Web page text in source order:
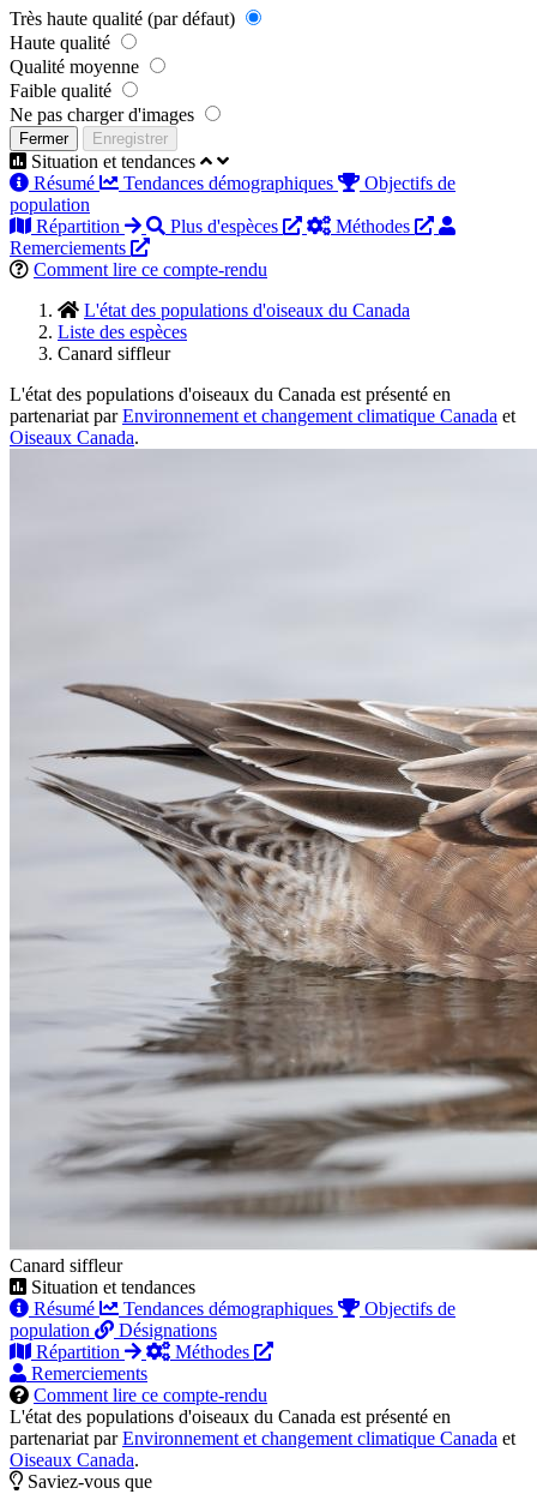
Très haute qualité (par défaut)
Haute qualité
Qualité moyenne
Faible qualité
Ne pas charger d'images
Fermer Enregistrer
Situation et tendances
Résumé
Tendances démographiques
Objectifs de
population
Répartition
Plus d'espèces
Méthodes
Remerciements
Comment lire ce compte-rendu
L'état des populations d'oiseaux du Canada
Liste des espèces
Canard siffleur
L'état des populations d'oiseaux du Canada est présenté en
partenariat parEnvironnement et changement climatique Canada et
Oiseaux Canada.
Canard siffleur
Situation et tendances
Résumé
Tendances démographiques
Objectifs de
population
Désignations
Répartition
Méthodes
Remerciements
Comment lire ce compte-rendu
L'état des populations d'oiseaux du Canada est présenté en
partenariat parEnvironnement et changement climatique Canada et
Oiseaux Canada.
Saviez-vous que